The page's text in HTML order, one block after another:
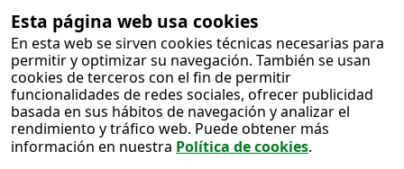
Esta página web usa cookies
En esta web se sirven cookies técnicas necesarias para
permitir y optimizar su navegación. También se usan
cookies de terceros con el fin de permitir
funcionalidades de redes sociales, ofrecer publicidad
basada en sus hábitos de navegación y analizar el
rendimiento y tráfico web. Puede obtener más
información en nuestra Política de cookies.